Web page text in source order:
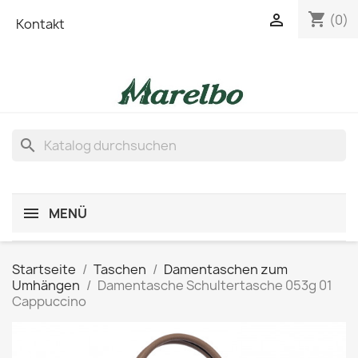
Kontakt shopping_cart (0)

search
MENÜ
Startseite Taschen
Damentaschen zum
Umhängen
Damentasche Schultertasche 053g 01
Cappuccino